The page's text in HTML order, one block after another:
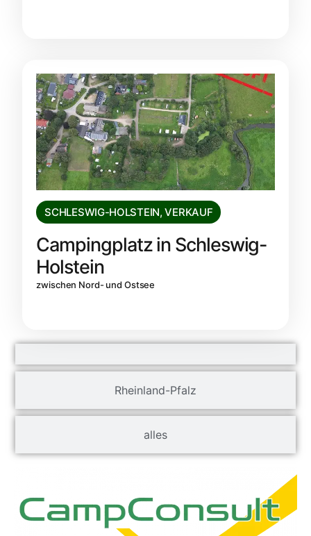
Rheinland-Pfalz
alles
SCHLESWIG-HOLSTEIN,VERKAUF
Campingplatz in Schleswig-
Holstein
zwischen Nord- und Ostsee